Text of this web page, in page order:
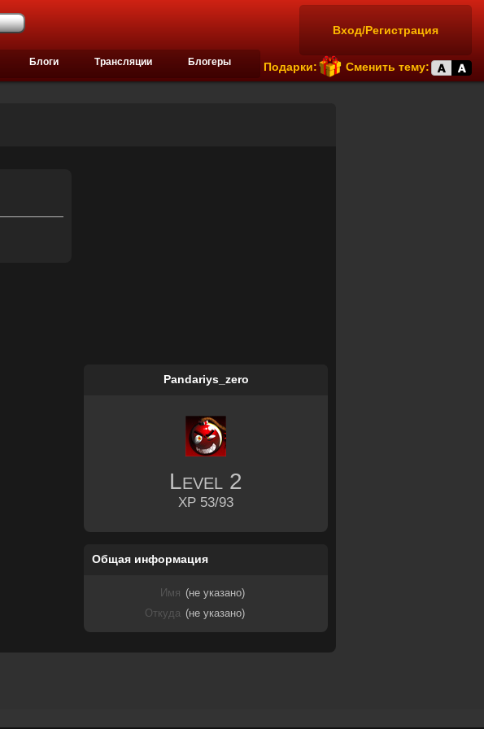
Вход/Регистрация
Подарки: Сменить тему:
Блоги Трансляции Блогеры
Pandariys_zero
Level 2
XP 53/93
Общая информация
Имя (не указано)
Откуда (не указано)